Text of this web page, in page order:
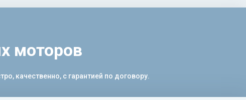
моторов
качественно, с гарантией по договору.